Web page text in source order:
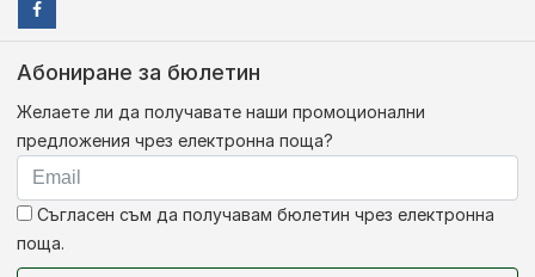
Абониране за бюлетин
Желаете ли да получавате наши промоционални
предложения чрез електронна поща?
Съгласен съм да получавам бюлетин чрез електронна
поща.